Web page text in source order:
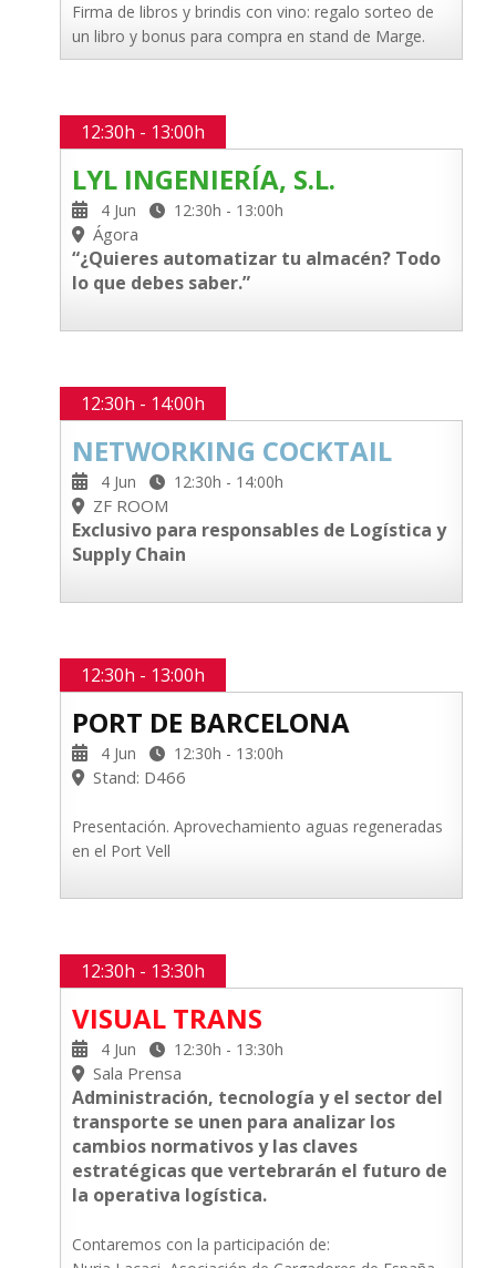
Firma de libros y brindis con vino: regalo sorteo de
un libro y bonus para compra en stand de Marge.
12:30h - 13:00h
LYL INGENIERÍA, S.L.
4 Jun 12:30h - 13:00h
Ágora
“¿Quieres automatizar tu almacén? Todo
lo que debes saber.”
12:30h - 14:00h
NETWORKING COCKTAIL
4 Jun 12:30h - 14:00h
ZF ROOM
Exclusivo para responsables de Logística y
Supply Chain
12:30h - 13:00h
PORT DE BARCELONA
4 Jun 12:30h - 13:00h
Stand: D466
Presentación. Aprovechamiento aguas regeneradas
en el Port Vell
12:30h - 13:30h
VISUAL TRANS
4 Jun 12:30h - 13:30h
Sala Prensa
Administración, tecnología y el sector del
transporte se unen para analizar los
cambios normativos y las claves
estratégicas que vertebrarán el futuro de
la operativa logística.
Contaremos con la participación de: